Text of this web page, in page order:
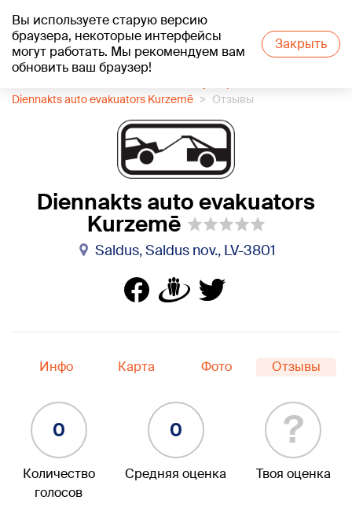
Вы используете старую версию
браузера, некоторые интерфейсы
могут работать. Мы рекомендуем вам
обновить ваш браузер!
Закрыть
+24°C
Diennakts auto evakuators Kurzemē
Отзывы
Diennakts auto evakuators
Kurzemē
Saldus, Saldus nov., LV-3801
Инфо Карта Фото Отзывы
0
Количество
голосов
0
Средняя оценка
?
Твоя оценка